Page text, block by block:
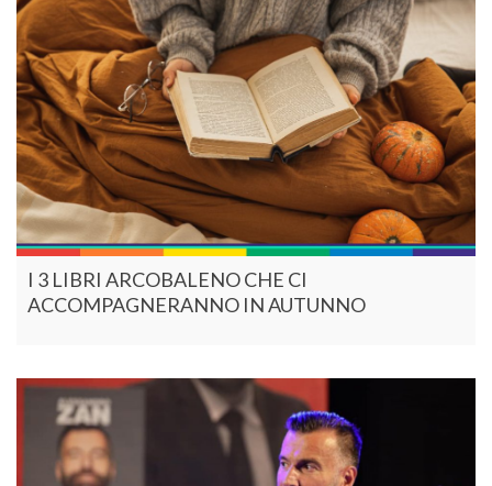
I 3 LIBRI ARCOBALENO CHE CI
ACCOMPAGNERANNO IN AUTUNNO